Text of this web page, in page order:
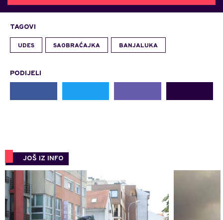
TAGOVI
UDES SAOBRAĆAJKA BANJALUKA
PODIJELI
JOŠ IZ INFO